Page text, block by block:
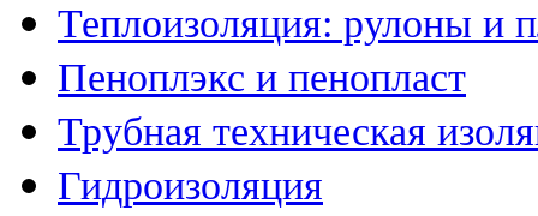
Теплоизоляция: рулоны и
Пеноплэкс и пенопласт
Трубная техническая
Гидроизоляция